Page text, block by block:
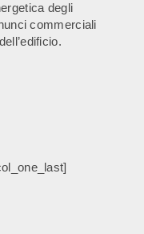
degli
commerciali